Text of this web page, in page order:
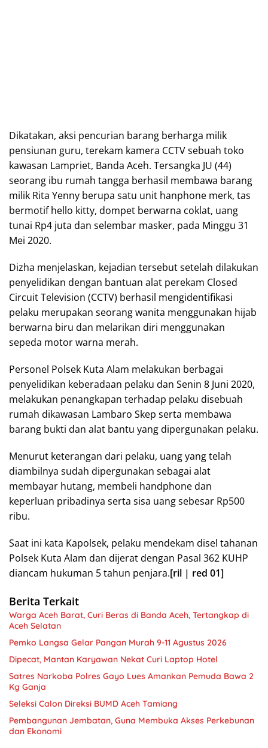
Dikatakan, aksi pencurian barang berharga milik
pensiunan guru, terekam kamera CCTV sebuah toko
kawasan Lampriet, Banda Aceh. Tersangka JU (44)
seorang ibu rumah tangga berhasil membawa barang
milik Rita Yenny berupa satu unit hanphone merk, tas
bermotif hello kitty, dompet berwarna coklat, uang
tunai Rp4 juta dan selembar masker, pada Minggu 31
Mei 2020.
Dizha menjelaskan, kejadian tersebut setelah dilakukan
penyelidikan dengan bantuan alat perekam Closed
Circuit Television (CCTV) berhasil mengidentifikasi
pelaku merupakan seorang wanita menggunakan hijab
berwarna biru dan melarikan diri menggunakan
sepeda motor warna merah.
Personel Polsek Kuta Alam melakukan berbagai
penyelidikan keberadaan pelaku dan Senin 8 Juni 2020,
melakukan penangkapan terhadap pelaku disebuah
rumah dikawasan Lambaro Skep serta membawa
barang bukti dan alat bantu yang dipergunakan pelaku.
Menurut keterangan dari pelaku, uang yang telah
diambilnya sudah dipergunakan sebagai alat
membayar hutang, membeli handphone dan
keperluan pribadinya serta sisa uang sebesar Rp500
ribu.
Saat ini kata Kapolsek, pelaku mendekam disel tahanan
Polsek Kuta Alam dan dijerat dengan Pasal 362 KUHP
diancam hukuman 5 tahun penjara.[ril | red 01]
Berita Terkait
Warga Aceh Barat, Curi Beras di Banda Aceh, Tertangkap di
Aceh Selatan
Pemko Langsa Gelar Pangan Murah 9-11 Agustus 2026
Dipecat, Mantan Karyawan Nekat Curi Laptop Hotel
Satres Narkoba Polres Gayo Lues Amankan Pemuda Bawa 2
Kg Ganja
Seleksi Calon Direksi BUMD Aceh Tamiang
Pembangunan Jembatan, Guna Membuka Akses Perkebunan
dan Ekonomi